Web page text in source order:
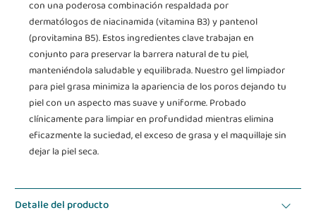
con una poderosa combinación respaldada por
dermatólogos de niacinamida (vitamina B3) y pantenol
(provitamina B5). Estos ingredientes clave trabajan en
conjunto para preservar la barrera natural de tu piel,
manteniéndola saludable y equilibrada. Nuestro gel limpiador
para piel grasa minimiza la apariencia de los poros dejando tu
piel con un aspecto mas suave y uniforme. Probado
clínicamente para limpiar en profundidad mientras elimina
eficazmente la suciedad, el exceso de grasa y el maquillaje sin
dejar la piel seca.
Detalle del producto